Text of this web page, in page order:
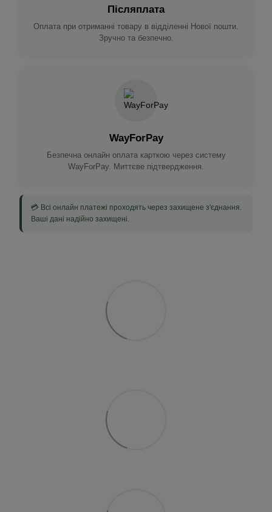
Післяплата
Оплата при отриманні товару в відділенні Нової пошти.
Зручно та безпечно.
WayForPay
Безпечна онлайн оплата карткою через систему
WayForPay. Миттєве підтвердження.
💳 Всі онлайн платежі проходять через захищене з'єднання.
Ваші дані надійно захищені.